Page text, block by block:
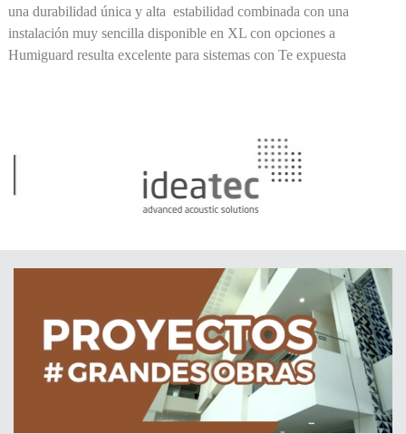
una durabilidad única y alta estabilidad combinada con una
instalación muy sencilla disponible en XL con opciones a
Humiguard resulta excelente para sistemas con Te expuesta